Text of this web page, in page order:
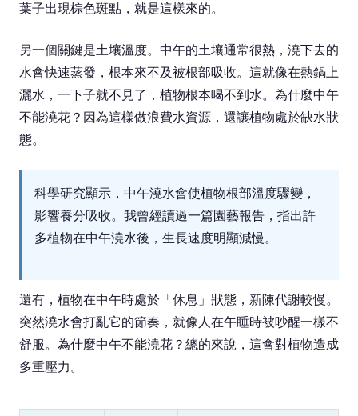
葉子出現棕色斑點，就是這樣來的。
另一個關鍵是土壤溫度。中午的土壤通常很熱，澆下去的
水會快速蒸發，根本來不及被根部吸收。這就像在熱鍋上
灑水，一下子就不見了，植物根本喝不到水。為什麼中午
不能澆花？因為這樣做浪費水資源，還讓植物處於缺水狀
態。
科學研究顯示，中午澆水會使植物根部溫度驟變，
影響養分吸收。我曾經讀過一篇園藝報告，指出許
多植物在中午澆水後，生長速度明顯減慢。
還有，植物在中午時處於「休息」狀態，新陳代謝較慢。
突然澆水會打亂它的節奏，就像人在午睡時被吵醒一樣不
舒服。為什麼中午不能澆花？總的來說，這會對植物造成
多重壓力。